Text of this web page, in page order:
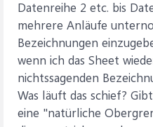
Datenreihe 2 etc. bis
mehrere Anläufe
Bezeichnungen
wenn ich das Sheet
nichtssagenden
Was läuft das schief?
eine "natürliche